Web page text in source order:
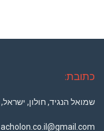
כתובת:
שמואל הנגיד, חולון, ישראל, 5825528
acholon.co.il@gmail.com